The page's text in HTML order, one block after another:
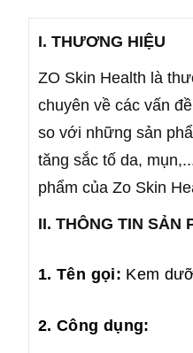
I. THƯƠNG HIỆU
ZO Skin Health là
chuyên về các vấn
so với những sản
tăng sắc tố da,
phẩm của Zo Skin
II. THÔNG TIN SẢN
1. Tên gọi: Kem
2. Công dụng: